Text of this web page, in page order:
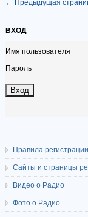
← Предыдущая
ВХОД
Имя пользователя
Пароль
Правила
Сайты и страницы
Видео о Радио
Фото о Радио